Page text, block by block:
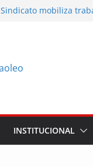
Sindicato mobiliza
Conselho Diretivo da
INSTITUCIONAL